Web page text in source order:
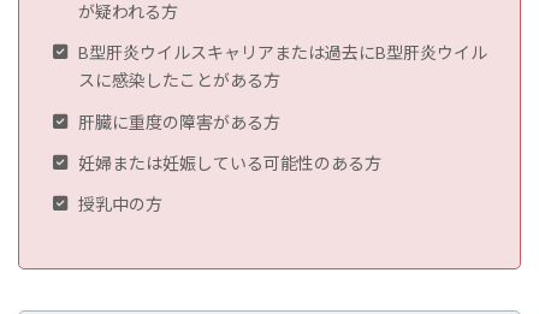
が疑われる方
B型肝炎ウイルスキャリアまたは過去にB型肝炎ウイル
スに感染したことがある方
肝臓に重度の障害がある方
妊婦または妊娠している可能性のある方
授乳中の方